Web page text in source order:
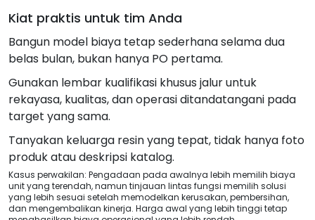
Kiat praktis untuk tim Anda
Bangun model biaya tetap sederhana selama dua
belas bulan, bukan hanya PO pertama.
Gunakan lembar kualifikasi khusus jalur untuk
rekayasa, kualitas, dan operasi ditandatangani pada
target yang sama.
Tanyakan keluarga resin yang tepat, tidak hanya foto
produk atau deskripsi katalog.
Kasus perwakilan: Pengadaan pada awalnya lebih memilih biaya
unit yang terendah, namun tinjauan lintas fungsi memilih solusi
yang lebih sesuai setelah memodelkan kerusakan, pembersihan,
dan mengembalikan kinerja. Harga awal yang lebih tinggi tetap